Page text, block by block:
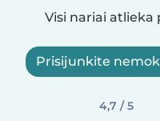
Visi nariai
Prisijunkite
4,7 / 5